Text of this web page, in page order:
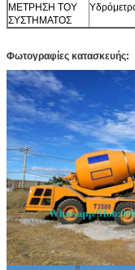
ΜΕΤΡΗΣΗ ΤΟΥ
ΣΥΣΤΗΜΑΤΟΣ
Φωτογραφίες κατασκευής: